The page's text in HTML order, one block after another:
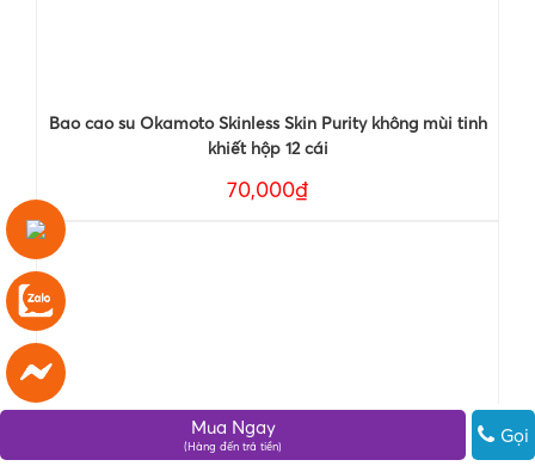
Bao cao su Okamoto Skinless Skin Purity không mùi tinh
khiết hộp 12 cái
70,000₫
Mua Ngay
(Hàng đến trả tiền)
Gọi